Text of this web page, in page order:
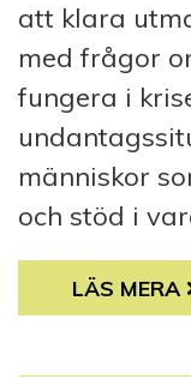
att klara
med frågor
fungera i
människor
och stöd i
AXEL
LÄS MERA